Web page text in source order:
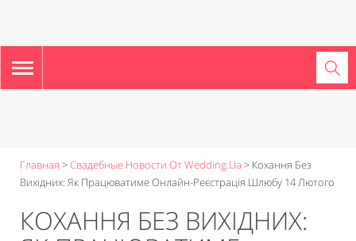
TOGGLE
NAVIGATION
Главная >Свадебные Новости От Wedding.ua > Кохання Без
Вихідних: Як Працюватиме Онлайн-Реєстрація Шлюбу 14 Лютого
КОХАННЯ БЕЗ ВИХІДНИХ: